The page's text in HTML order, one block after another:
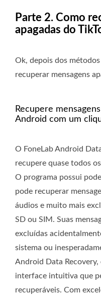
Parte 2. Como
apagadas do
Ok, depois dos
recuperar mensagens
Recupere
Android com um
O FoneLab Android
recupere quase todos
O programa possui
pode recuperar
áudios e muito mais
SD ou SIM. Suas
excluídas
sistema ou
Android Data
interface intuitiva que
recuperáveis. Com